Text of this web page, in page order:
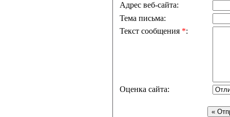
Адрес веб-сайта:
Тема письма:
Текст сообщения *:
Оценка сайта: